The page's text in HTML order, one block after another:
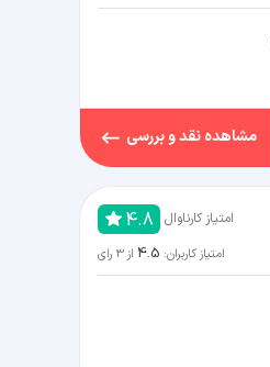
مشاهده نقد و بررسی
امتیاز کارناوال 4.8
امتیاز کاربران: 4.5 از3 رای